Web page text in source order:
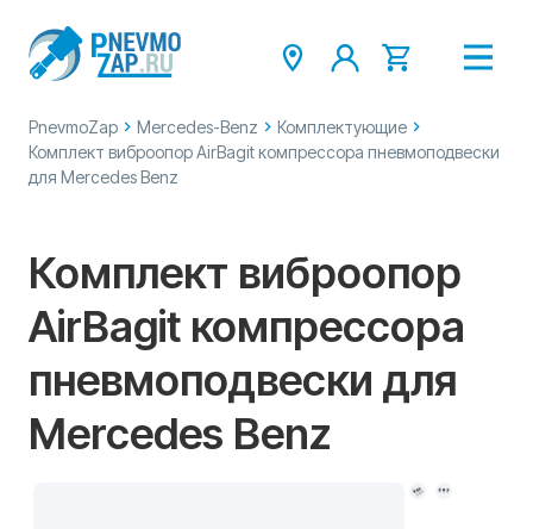
PnevmoZap Mercedes-Benz
Комплектующие
Комплект виброопор AirBagit компрессора пневмоподвески
для Mercedes Benz
Комплект виброопор
AirBagit компрессора
пневмоподвески для
Mercedes Benz